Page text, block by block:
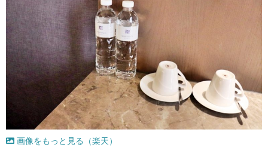
画像をもっと見る（楽天）